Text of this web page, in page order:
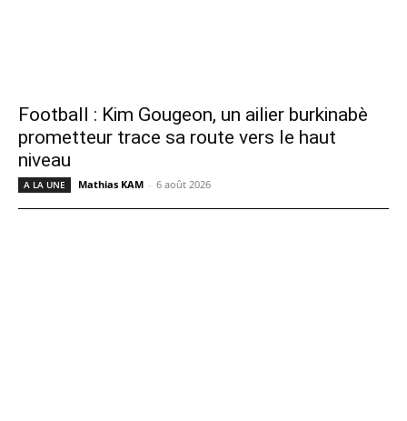
Football : Kim Gougeon, un ailier burkinabè
prometteur trace sa route vers le haut
niveau
A LA UNE Mathias KAM - 6 août 2026